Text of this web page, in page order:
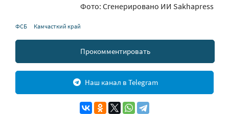
Фото: Сгенерировано ИИ Sakhapress
ФСБ Камчасткий край
Прокомментировать
Наш канал в Telegram